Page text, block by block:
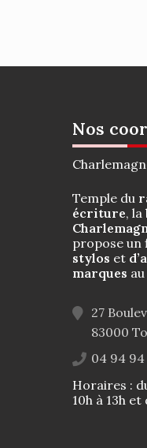
Nos
Temple du
écriture, la
propose un
stylos et
marques
27
83000
04 94 94
Horaires :
10h à 13h et